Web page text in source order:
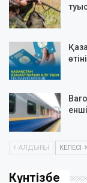
АЛДЫҢҒЫ КЕЛЕСІ
Күнтізбе